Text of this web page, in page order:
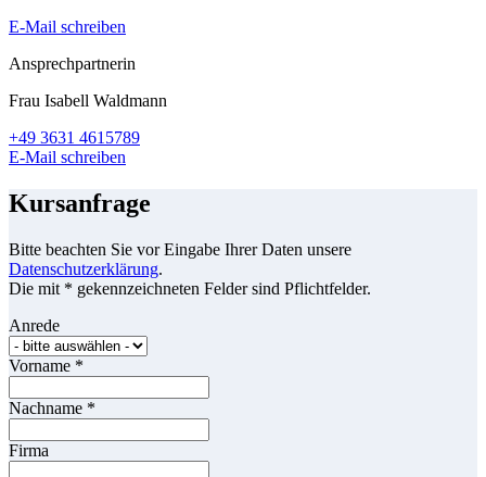
E-Mail schreiben
Ansprechpartnerin
Frau Isabell Waldmann
+49 3631 4615789
E-Mail schreiben
Kursanfrage
Bitte beachten Sie vor Eingabe Ihrer Daten unsere
Datenschutzerklärung.
Die mit * gekennzeichneten Felder sind Pflichtfelder.
Anrede
Vorname *
Nachname *
Firma